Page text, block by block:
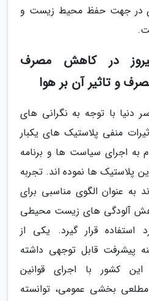
در جهت حفظ محیط زیست و
در کاهش مصرف
و تاثیر آن بر هوا
دنیا با توجه به نگرانی های
منفی پلاستیک های یکبار
به اجرای سیاست ها و برنامه
ها نموده اند. تجربه
به عنوان الگوی مناسبی برای
آلودگی های زیست محیطی
استفاده قرار گیرد. یکی از
پیشرفت قابل توجهی داشته
کشور با اجرای قوانین
مطلعی بخشی عمومی، توانسته